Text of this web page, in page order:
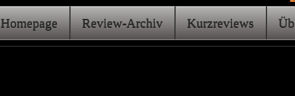
Homepage Review-Archiv Kurzreviews